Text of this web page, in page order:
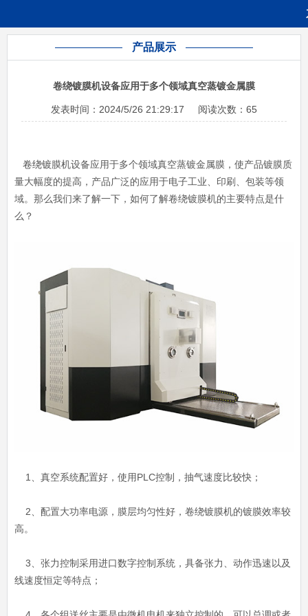
产品展示
卷绕镀膜机设备应用于多个领域真空蒸镀金属膜
发表时间： 2024/5/26 21:29:17 阅读次数： 65
卷绕镀膜机设备应用于多个领域真空蒸镀金属膜，使产品镀膜质
量大幅度的提高，产品广泛的应用于电子工业、印刷、包装等领
域。那么我们来了解一下，如何了解卷绕镀膜机的主要特点是什
么？
1、真空系统配置好，使用PLC控制，抽气速度比较快；
2、配置大功率电源，膜层均匀性好，卷绕镀膜机的镀膜效率较
高。
3、张力控制采用进口数字控制系统，具备张力、动作迅速以及
线速度恒定等特点；